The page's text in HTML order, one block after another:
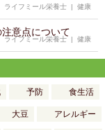
ライフミール栄養士 | 健康
意点について
ライフミール栄養士| 健康
予防 食生活
大豆 アレルギー